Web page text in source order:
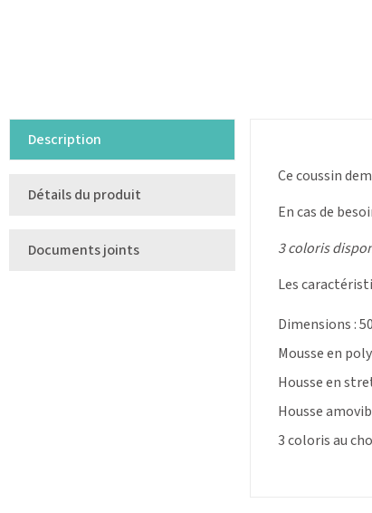
Description
Détails du produit
Documents joints
Ce coussin
En cas de
3 coloris
Les
Dimensions :
Mousse en
Housse en
Housse
3 coloris au